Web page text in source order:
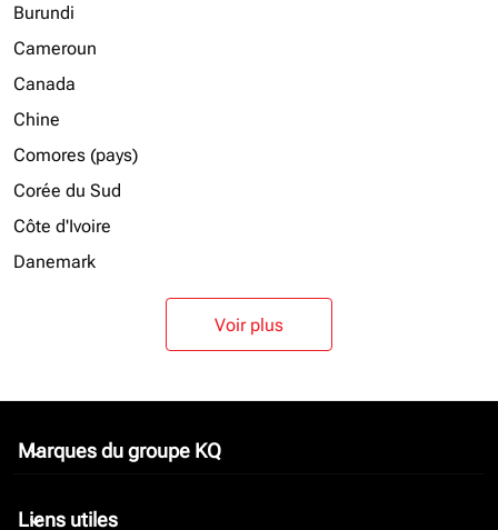
Burundi
Cameroun
Canada
Chine
Comores (pays)
Corée du Sud
Côte d'Ivoire
Danemark
Voir plus
Marques du groupe KQ
keyboard_arrow_down
Liens utiles
keyboard_arrow_down